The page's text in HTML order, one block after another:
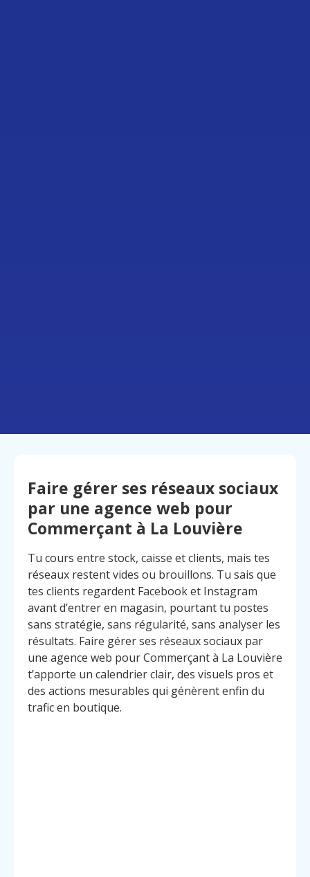
Faire gérer ses réseaux sociaux
par une agence web pour
Commerçant à La Louvière
Tu cours entre stock, caisse et clients, mais tes
réseaux restent vides ou brouillons. Tu sais que
tes clients regardent Facebook et Instagram
avant d’entrer en magasin, pourtant tu postes
sans stratégie, sans régularité, sans analyser les
résultats. Faire gérer ses réseaux sociaux par
une agence web pour Commerçant à La Louvière
t’apporte un calendrier clair, des visuels pros et
des actions mesurables qui génèrent enfin du
trafic en boutique.